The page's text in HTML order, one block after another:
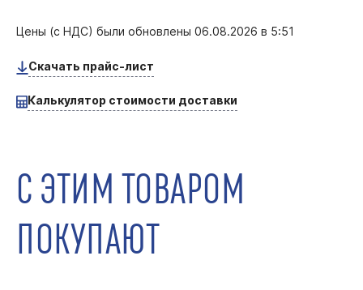
Цены (с НДС) были обновлены 06.08.2026 в 5:51
Скачать прайс-лист
Калькулятор стоимости доставки
С ЭТИМ ТОВАРОМ
ПОКУПАЮТ